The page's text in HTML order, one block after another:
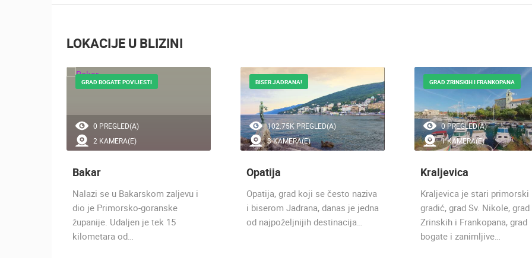
LOKACIJE U BLIZINI
0 PREGLED(A)
2 KAMERA(E)
GRAD BOGATE POVIJESTI
Bakar
Nalazi se u Bakarskom zaljevu i
dio je Primorsko-goranske
županije. Udaljen je tek 15
kilometara od…
102.75K PREGLED(A)
3 KAMERA(E)
BISER JADRANA!
Opatija
Opatija, grad koji se često naziva
i biserom Jadrana, danas je jedna
od najpoželjnijih destinacija…
0 PREGLED(A)
1 KAMERA(E)
GRAD ZRINSKIH I FRANKOPANA
Kraljevica
Kraljevica je stari primorski
gradić, grad Sv. Nikole, grad
Zrinskih i Frankopana, grad
bogate i zanimljive…